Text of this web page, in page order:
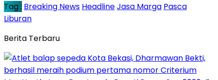
Tag : Breaking News HeadlineJasa Marga Pasca
Liburan
Berita Terbaru